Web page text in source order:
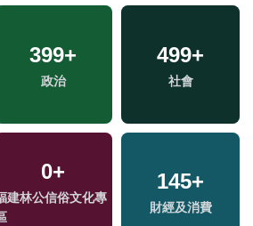
399+
政治
499+
社會
0+
建林公信俗文化專
145+
財經及消費